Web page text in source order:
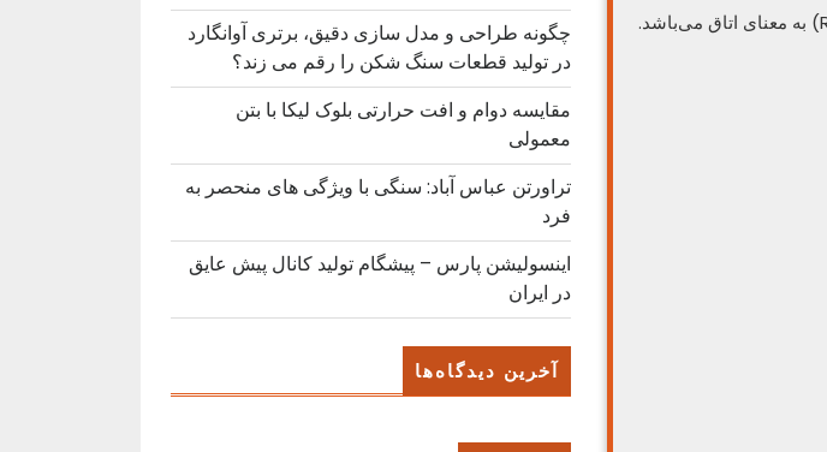
چت Chat)) همان گونه که در لغت می‌دانید به معنای گفتگو است و روم (Room) به معنای اتاق می‌باشد.
چگونه طراحی و مدل سازی دقیق، برتری آوانگارد
در تولید قطعات سنگ شکن را رقم می زند؟
مقایسه دوام و افت حرارتی بلوک لیکا با بتن
معمولی
تراورتن عباس آباد: سنگی با ویژگی های منحصر به
فرد
اینسولیشن پارس – پیشگام تولید کانال پیش عایق
در ایران
آخرین دیدگاه‌ها